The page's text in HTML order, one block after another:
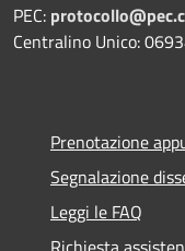
PEC:
Centralino Unico:
Prenotazione
Segnalazione
Leggi le FAQ